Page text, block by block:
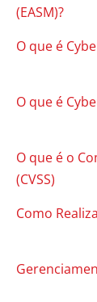
(EASM)?
O que é
O que é
O que é o
(CVSS)
Como